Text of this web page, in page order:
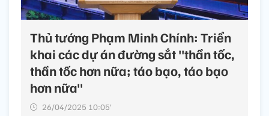
Thủ tướng Phạm Minh Chính: Triển
khai các dự án đường sắt "thần tốc,
thần tốc hơn nữa; táo bạo, táo bạo
hơn nữa"
26/04/2025 10:05’